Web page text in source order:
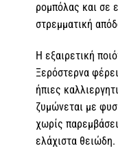
ρομπόλας και σε
στρεμματική
Η εξαιρετική
Ξερόστερνα
ήπιες
ζυμώνεται με
χωρίς
ελάχιστα θειώδη.